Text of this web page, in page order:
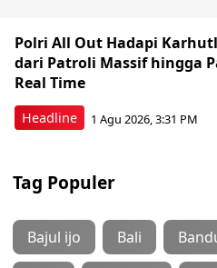
Headline
Polri All Out Hadapi
dari Patroli Massif hingga
Real Time
1 Agu 2026, 3:31 PM
Tag Populer
Bajul ijo Bali